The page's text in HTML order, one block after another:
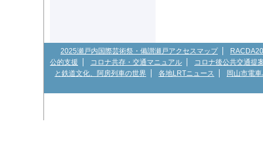
2025瀬戸内国際芸術祭・備讃瀬戸アクセスマップ
公的支援
コロナ共存・交通マニュアル
コロナ後公共交通提
と鉄道文化、阿房列車の世界
各地LRTニュース 岡山市電